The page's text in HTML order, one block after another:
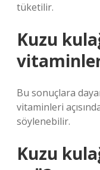
tüketilir.
Kuzu
Bu sonuçlara
vitaminleri
söylenebilir.
Kuzu